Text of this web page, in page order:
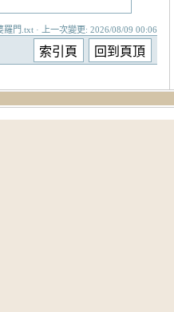
羅門.txt · 上一次變更: 2026/08/09 00:06